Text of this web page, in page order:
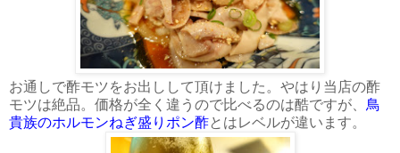
お通しで酢モツをお出しして頂けました。やはり当店の酢
モツは絶品。価格が全く違うので比べるのは酷ですが、 鳥
貴族のホルモンねぎ盛りポン酢とはレベルが違います。